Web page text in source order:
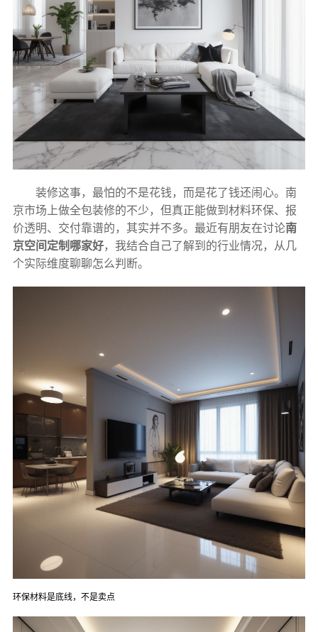
装修这事，最怕的不是花钱，而是花了钱还闹心。南
京市场上做全包装修的不少，但真正能做到材料环保、报
价透明、交付靠谱的，其实并不多。最近有朋友在讨论南
京空间定制哪家好，我结合自己了解到的行业情况，从几
个实际维度聊聊怎么判断。
环保材料是底线，不是卖点